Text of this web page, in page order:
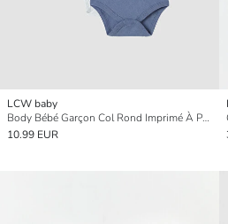
LCW baby
Body Bébé Garçon Col Rond Imprimé À Pressions Lot De 3
10.99 EUR